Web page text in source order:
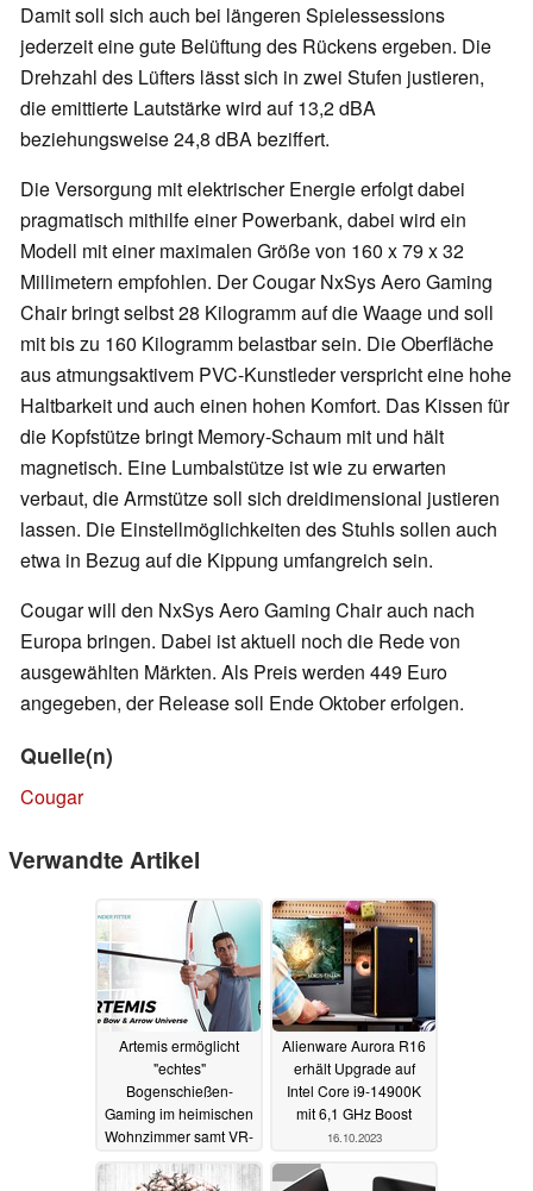
Damit soll sich auch bei längeren Spielessessions
jederzeit eine gute Belüftung des Rückens ergeben. Die
Drehzahl des Lüfters lässt sich in zwei Stufen justieren,
die emittierte Lautstärke wird auf 13,2 dBA
beziehungsweise 24,8 dBA beziffert.
Die Versorgung mit elektrischer Energie erfolgt dabei
pragmatisch mithilfe einer Powerbank, dabei wird ein
Modell mit einer maximalen Größe von 160 x 79 x 32
Millimetern empfohlen. Der Cougar NxSys Aero Gaming
Chair bringt selbst 28 Kilogramm auf die Waage und soll
mit bis zu 160 Kilogramm belastbar sein. Die Oberfläche
aus atmungsaktivem PVC-Kunstleder verspricht eine hohe
Haltbarkeit und auch einen hohen Komfort. Das Kissen für
die Kopfstütze bringt Memory-Schaum mit und hält
magnetisch. Eine Lumbalstütze ist wie zu erwarten
verbaut, die Armstütze soll sich dreidimensional justieren
lassen. Die Einstellmöglichkeiten des Stuhls sollen auch
etwa in Bezug auf die Kippung umfangreich sein.
Cougar will den NxSys Aero Gaming Chair auch nach
Europa bringen. Dabei ist aktuell noch die Rede von
ausgewählten Märkten. Als Preis werden 449 Euro
angegeben, der Release soll Ende Oktober erfolgen.
Quelle(n)
Cougar
Verwandte Artikel
Artemis ermöglicht
"echtes"
Bogenschießen-
Gaming im heimischen
Wohnzimmer samt VR-
Support 07.11.2023
Alienware Aurora R16
erhält Upgrade auf
Intel Core i9-14900K
mit 6,1 GHz Boost
16.10.2023